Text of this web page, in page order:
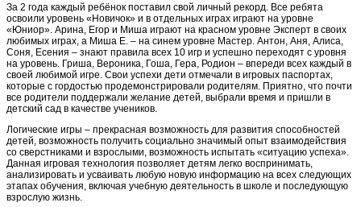
За 2 года каждый ребёнок поставил свой личный рекорд. Все ребята
освоили уровень «Новичок» и в отдельных играх играют на уровне
«Юниор». Арина, Егор и Миша играют на красном уровне Эксперт в своих
любимых играх, а Миша Е. – на синем уровне Мастер. Антон, Аня, Алиса,
Соня, Есения – знают правила всех 10 игр и успешно переходят с уровня
на уровень. Гриша, Вероника, Гоша, Гера, Родион – впереди всех каждый в
своей любимой игре. Свои успехи дети отмечали в игровых паспортах,
которые с гордостью продемонстрировали родителям. Приятно, что почти
все родители поддержали желание детей, выбрали время и пришли в
детский сад в качестве учеников.
Логические игры – прекрасная возможность для развития способностей
детей, возможность получить социально значимый опыт взаимодействия
со сверстниками и взрослыми, возможность испытать «ситуацию успеха».
Данная игровая технология позволяет детям легко воспринимать,
анализировать и усваивать любую новую информацию на всех следующих
этапах обучения, включая учебную деятельность в школе и последующую
взрослую жизнь.